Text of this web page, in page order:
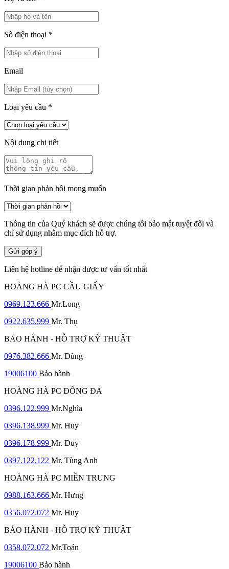
Số điện thoại *
Email
Loại yêu cầu *
Nội dung chi tiết
Thời gian phản hồi mong muốn
Thông tin của Quý khách sẽ được chúng tôi bảo mật tuyệt đối và
chỉ sử dụng nhằm mục đích hỗ trợ.
Gửi góp ý
Liên hệ hotline để nhận được tư vấn tốt nhất
HOÀNG HÀ PC CẦU GIẤY
0969.123.666 Mr.Long
0922.635.999 Mr. Thụ
BẢO HÀNH - HỖ TRỢ KỸ THUẬT
0976.382.666 Mr. Dũng
19006100 Bảo hành
HOÀNG HÀ PC ĐỐNG ĐA
0396.122.999 Mr.Nghĩa
0396.138.999 Mr. Huy
0396.178.999 Mr. Duy
0397.122.122 Mr. Tùng Anh
HOÀNG HÀ PC MIỀN TRUNG
0988.163.666 Mr. Hưng
0356.072.072 Mr. Huy
BẢO HÀNH - HỖ TRỢ KỸ THUẬT
0358.072.072 Mr.Toản
19006100 Bảo hành